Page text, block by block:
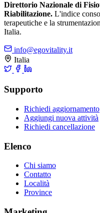
Direttorio Nazionale di
Riabilitazione. L'indice
terapeutiche e la
Italia.
info@egovitality.it
Italia
Supporto
Richiedi aggiornamento
Aggiungi nuova attività
Richiedi cancellazione
Elenco
Chi siamo
Contatto
Località
Province